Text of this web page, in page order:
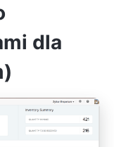
dla